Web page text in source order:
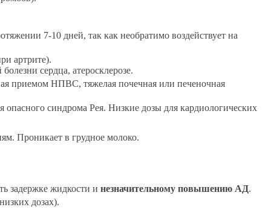
7-10 дней, так как необратимо воздействует на
артрите).
сердца, атеросклерозе.
приемом НПВС, тяжелая почечная или печеночная
опасного синдрома Рея. Низкие дозы для кардиологических
Проникает в грудное молоко.
задержке жидкости и незначительному повышению АД.
дозах).